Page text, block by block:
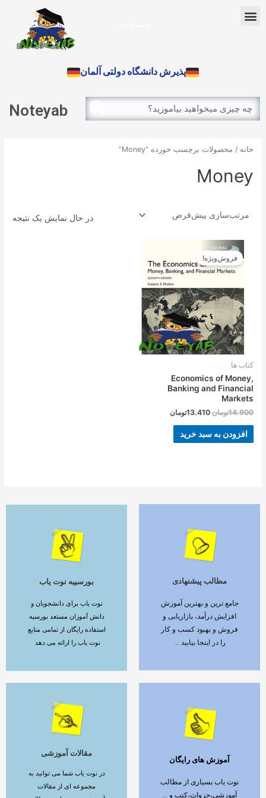
Menu
پذیرش دانشگاه دولتی آلمان
Search
Search
Noteyab
خانه / محصولات برچسب خورده “Money”
Money
در حال نمایش یک نتیجه
فروش‌ویژه!
کتاب ها
Economics of Money,
Banking and Financial
Markets
14.900تومان
اصلی
14.900تومان
بود.
13.410تومان
است.
افزودن به سبد خرید
مطالب پیشنهادی
جامع ترین و بهترین آموزش
افزایش درآمد، بازاریابی و
فروش و بهبود کسب و کار
را در اینجا بیابید ...
ادامه مطلب بورسییه نوت یاب
نوت یاب برای دانشجویان و
دانش آموزان مستعد بورسیه
استفاده رایگان از تمامی منابع
نوت یاب را ارائه می دهد
ادامه مطلب
آموزش های رایگان
نوت یاب بسیاری از مطالب
آموزشی،جزوات،کتب و ...
ادامه مطلب
مقالات آموزشی
در نوت یاب شما می توانید به
مجموعه ای از مقالات